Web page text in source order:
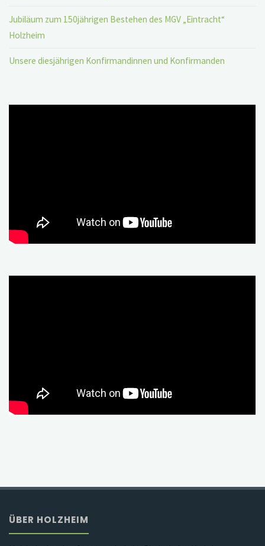
Jubiläum zum 150jährigen Bestehen des MGV „Eintracht“
Holzheim
Unsere diesjährigen Konfirmandinnen und Konfirmanden
ÜBER HOLZHEIM